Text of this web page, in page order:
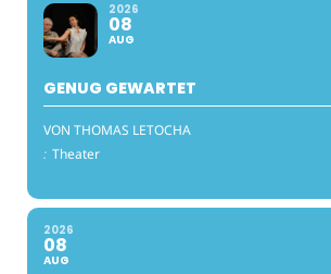
2026
08
AUG
GENUG GEWARTET
VON THOMAS LETOCHA
: Theater
2026
08
AUG